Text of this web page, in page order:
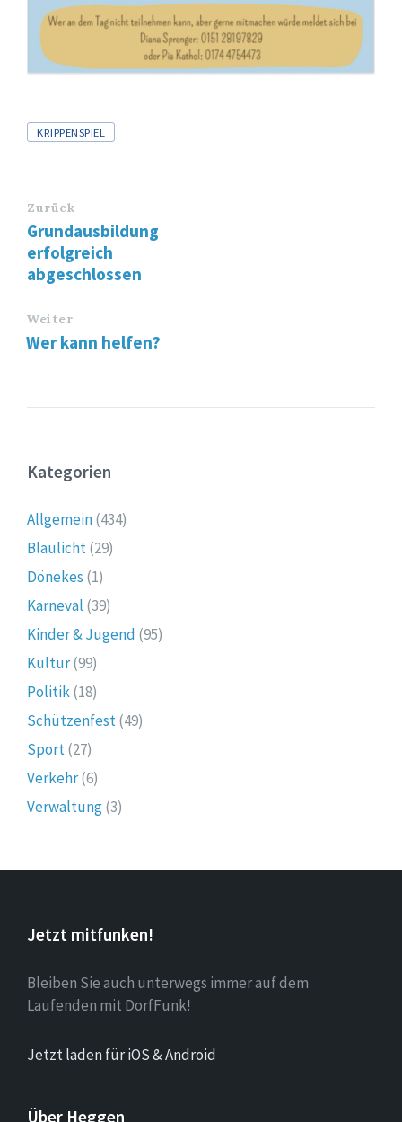
Tags
KRIPPENSPIEL
Zurück
Grundausbildung
erfolgreich
abgeschlossen
Weiter
Wer kann helfen?
Kategorien
Allgemein(434)
Blaulicht(29)
Dönekes (1)
Karneval (39)
Kinder & Jugend (95)
Kultur(99)
Politik(18)
Schützenfest(49)
Sport(27)
Verkehr(6)
Verwaltung(3)
Jetzt mitfunken!
Bleiben Sie auch unterwegs immer auf dem
Laufenden mit DorfFunk!
Jetzt laden für iOS & Android
Über Heggen